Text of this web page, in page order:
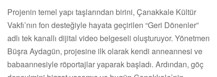
Projenin temel yapı taşlarından birini, Çanakkale Kültür
Vakfı’nın fon desteğiyle hayata geçirilen “Geri Dönenler”
adlı tek kanallı dijital video belgeseli oluşturuyor. Yönetmen
Büşra Aydagün, projesine ilk olarak kendi anneannesi ve
babaannesiyle röportajlar yaparak başladı. Ardından, göç